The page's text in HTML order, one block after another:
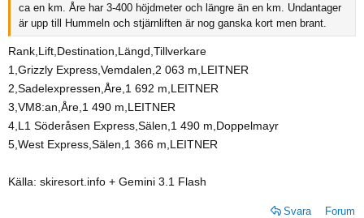
ca en km. Åre har 3-400 höjdmeter och längre än en km. Undantager
är upp till Hummeln och stjärnliften är nog ganska kort men brant.
Rank,Lift,Destination,Längd,Tillverkare
1,Grizzly Express,Vemdalen,2 063 m,LEITNER
2,Sadelexpressen,Åre,1 692 m,LEITNER
3,VM8:an,Åre,1 490 m,LEITNER
4,L1 Söderåsen Express,Sälen,1 490 m,Doppelmayr
5,West Express,Sälen,1 366 m,LEITNER
Källa: skiresort.info + Gemini 3.1 Flash
Svara Forum